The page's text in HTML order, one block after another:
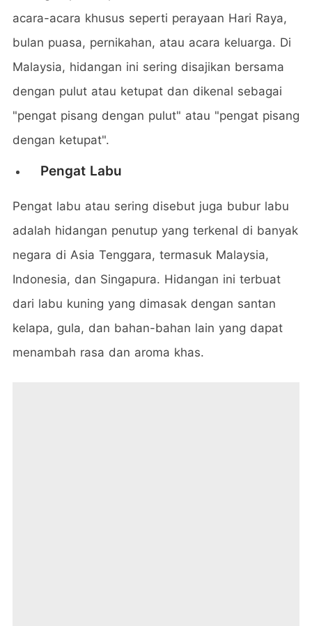
acara-acara khusus seperti perayaan Hari Raya,
bulan puasa, pernikahan, atau acara keluarga. Di
Malaysia, hidangan ini sering disajikan bersama
dengan pulut atau ketupat dan dikenal sebagai
"pengat pisang dengan pulut" atau "pengat pisang
dengan ketupat".
Pengat Labu
Pengat labu atau sering disebut juga bubur labu
adalah hidangan penutup yang terkenal di banyak
negara di Asia Tenggara, termasuk Malaysia,
Indonesia, dan Singapura. Hidangan ini terbuat
dari labu kuning yang dimasak dengan santan
kelapa, gula, dan bahan-bahan lain yang dapat
menambah rasa dan aroma khas.